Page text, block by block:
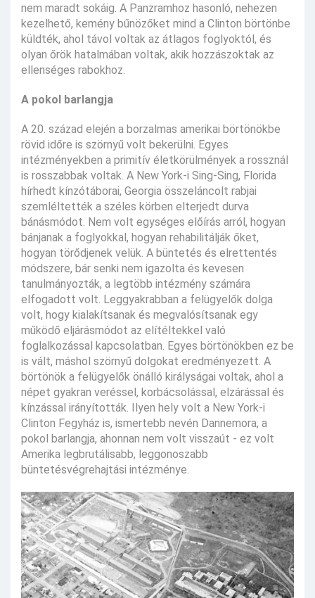
nem maradt sokáig. A Panzramhoz hasonló, nehezen
kezelhető, kemény bűnözőket mind a Clinton börtönbe
küldték, ahol távol voltak az átlagos foglyoktól, és
olyan őrök hatalmában voltak, akik hozzászoktak az
ellenséges rabokhoz.
A pokol barlangja
A 20. század elején a borzalmas amerikai börtönökbe
rövid időre is szörnyű volt bekerülni. Egyes
intézményekben a primitív életkörülmények a rossznál
is rosszabbak voltak. A New York-i Sing-Sing, Florida
hírhedt kínzótáborai, Georgia összeláncolt rabjai
szemléltették a széles körben elterjedt durva
bánásmódot. Nem volt egységes előírás arról, hogyan
bánjanak a foglyokkal, hogyan rehabilitálják őket,
hogyan törődjenek velük. A büntetés és elrettentés
módszere, bár senki nem igazolta és kevesen
tanulmányozták, a legtöbb intézmény számára
elfogadott volt. Leggyakrabban a felügyelők dolga
volt, hogy kialakítsanak és megvalósítsanak egy
működő eljárásmódot az elítéltekkel való
foglalkozással kapcsolatban. Egyes börtönökben ez be
is vált, máshol szörnyű dolgokat eredményezett. A
börtönök a felügyelők önálló királyságai voltak, ahol a
népet gyakran veréssel, korbácsolással, elzárással és
kínzással irányították. Ilyen hely volt a New York-i
Clinton Fegyház is, ismertebb nevén Dannemora, a
pokol barlangja, ahonnan nem volt visszaút - ez volt
Amerika legbrutálisabb, leggonoszabb
büntetésvégrehajtási intézménye.